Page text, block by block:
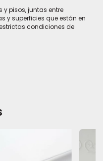
pisos, juntas entre
y superficies que están en
condiciones de